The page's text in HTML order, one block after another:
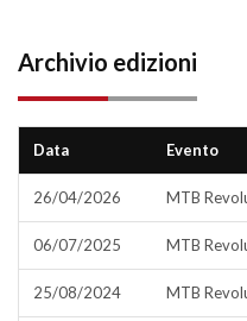
Archivio edizioni
Data Evento
26/04/2026 MTB
06/07/2025 MTB
25/08/2024 MTB